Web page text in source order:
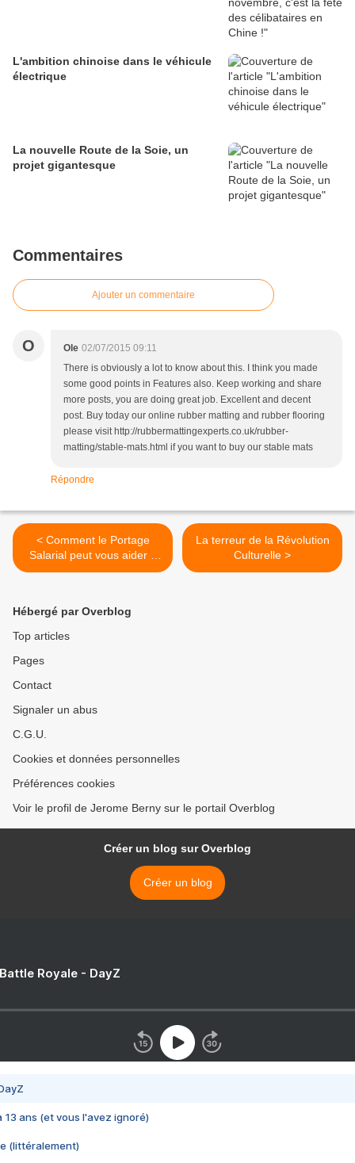
L'ambition chinoise dans le véhicule
électrique
La nouvelle Route de la Soie, un
projet gigantesque
Commentaires
Ajouter un commentaire
O Ole 02/07/2015 09:11
There is obviously a lot to know about this. I think you made
some good points in Features also. Keep working and share
more posts, you are doing great job. Excellent and decent
post. Buy today our online rubber matting and rubber flooring
please visit http://rubbermattingexperts.co.uk/rubber-
matting/stable-mats.html if you want to buy our stable mats
Répondre
< Comment le Portage
Salarial peut vous aider à
vous implanter en Chine
La terreur de la Révolution
Culturelle >
Hébergé par Overblog
Top articles
Pages
Contact
Signaler un abus
C.G.U.
Cookies et données personnelles
Préférences cookies
Voir le profil de Jerome Berny sur le portail Overblog
Créer un blog sur Overblog
Créer un blog
Royale - DayZ
13 ans (et vous l'avez ignoré)
(littéralement)